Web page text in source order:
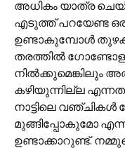
അധികം യാത്ര
എടുത്ത് പറയേണ്ട
ഉണ്ടാകുമ്പോൾ
തരത്തിൽ
നിൽക്കുമെങ്കിലും
കഴിയുന്നില്ല
നാട്ടിലെ
മുങ്ങിപ്പോകുമോ
ഉണ്ടാക്കാറുണ്ട്.